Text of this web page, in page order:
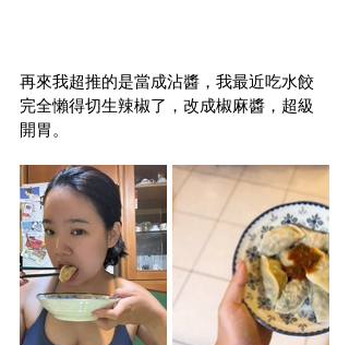
再來我超推的是當成沾醬，我最近吃水餃
完全懶得切生辣椒了，改成椒麻醬，超級
開胃。